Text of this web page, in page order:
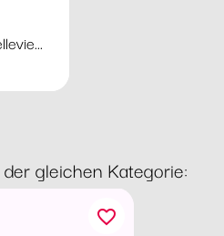
gleichen Kategorie:
favorite_border